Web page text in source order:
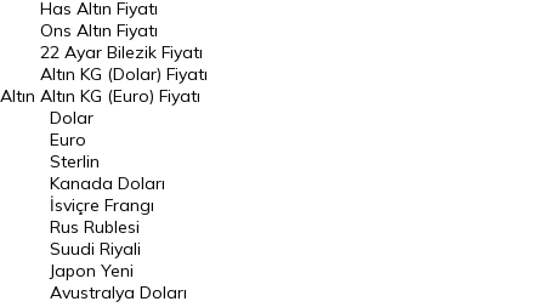
Döviz Kuru
Dolar Kuru
Euro Kuru
Pound Kuru
Frank Kuru
Riyal Kuru
Avustralya Doları
Altın
Has Altın Fiyatı
Ons Altın Fiyatı
22 Ayar Bilezik Fiyatı
Altın KG (Dolar) Fiyatı
Altın KG (Euro) Fiyatı
Dolar
Euro
Sterlin
Kanada Doları
İsviçre Frangı
Rus Rublesi
Suudi Riyali
Japon Yeni
Avustralya Doları